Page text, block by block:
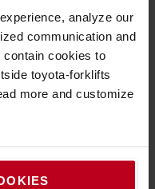
analyze our
communication and
cookies to
toyota-forklifts
more and customize
la